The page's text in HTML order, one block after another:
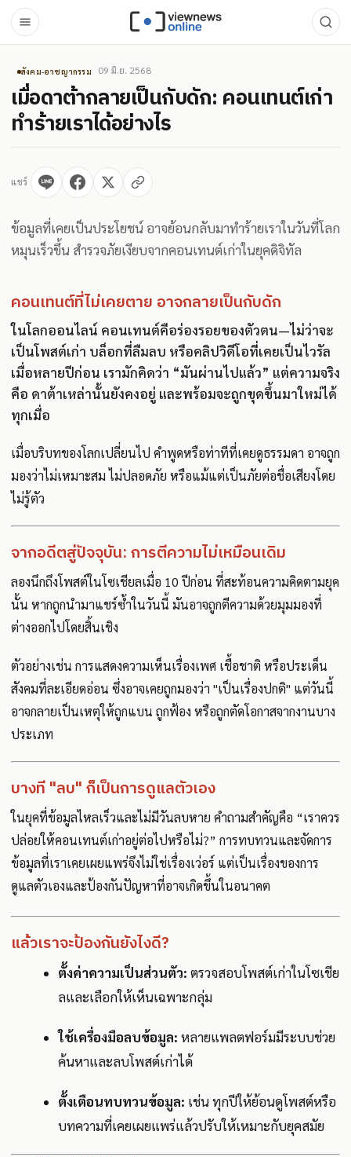
สังคม-อาชญากรรม 09 มิ.ย. 2568
เมื่อดาต้ากลายเป็นกับดัก: คอนเทนต์เก่า
ทำร้ายเราได้อย่างไร
แชร์
ข้อมูลที่เคยเป็นประโยชน์ อาจย้อนกลับมาทำร้ายเราในวันที่โลก
หมุนเร็วขึ้น สำรวจภัยเงียบจากคอนเทนต์เก่าในยุคดิจิทัล
คอนเทนต์ที่ไม่เคยตาย อาจกลายเป็นกับดัก
ในโลกออนไลน์ คอนเทนต์คือร่องรอยของตัวตน—ไม่ว่าจะ
เป็นโพสต์เก่า บล็อกที่ลืมลบ หรือคลิปวิดีโอที่เคยเป็นไวรัล
เมื่อหลายปีก่อน เรามักคิดว่า “มันผ่านไปแล้ว” แต่ความจริง
คือ ดาต้าเหล่านั้นยังคงอยู่ และพร้อมจะถูกขุดขึ้นมาใหม่ได้
ทุกเมื่อ
เมื่อบริบทของโลกเปลี่ยนไป คำพูดหรือท่าทีที่เคยดูธรรมดา อาจถูก
มองว่าไม่เหมาะสม ไม่ปลอดภัย หรือแม้แต่เป็นภัยต่อชื่อเสียงโดย
ไม่รู้ตัว
จากอดีตสู่ปัจจุบัน: การตีความไม่เหมือนเดิม
ลองนึกถึงโพสต์ในโซเชียลเมื่อ 10 ปีก่อน ที่สะท้อนความคิดตามยุค
นั้น หากถูกนำมาแชร์ซ้ำในวันนี้ มันอาจถูกตีความด้วยมุมมองที่
ต่างออกไปโดยสิ้นเชิง
ตัวอย่างเช่น การแสดงความเห็นเรื่องเพศ เชื้อชาติ หรือประเด็น
สังคมที่ละเอียดอ่อน ซึ่งอาจเคยถูกมองว่า "เป็นเรื่องปกติ" แต่วันนี้
อาจกลายเป็นเหตุให้ถูกแบน ถูกฟ้อง หรือถูกตัดโอกาสจากงานบาง
ประเภท
บางที "ลบ" ก็เป็นการดูแลตัวเอง
ในยุคที่ข้อมูลไหลเร็วและไม่มีวันลบหาย คำถามสำคัญคือ “เราควร
ปล่อยให้คอนเทนต์เก่าอยู่ต่อไปหรือไม่?” การทบทวนและจัดการ
ข้อมูลที่เราเคยเผยแพร่จึงไม่ใช่เรื่องเว่อร์ แต่เป็นเรื่องของการ
ดูแลตัวเองและป้องกันปัญหาที่อาจเกิดขึ้นในอนาคต
แล้วเราจะป้องกันยังไงดี?
ตั้งค่าความเป็นส่วนตัว: ตรวจสอบโพสต์เก่าในโซเชีย
ลและเลือกให้เห็นเฉพาะกลุ่ม
ใช้เครื่องมือลบข้อมูล: หลายแพลตฟอร์มมีระบบช่วย
ค้นหาและลบโพสต์เก่าได้
ตั้งเตือนทบทวนข้อมูล: เช่น ทุกปีให้ย้อนดูโพสต์หรือ
บทความที่เคยเผยแพร่แล้วปรับให้เหมาะกับยุคสมัย